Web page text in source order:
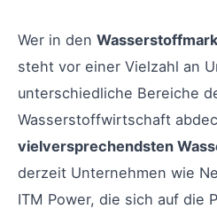
Wer in den
steht vor einer Vielzahl an
unterschiedliche Bereiche
Wasserstoffwirtschaft
vielversprechendsten
derzeit Unternehmen wie
ITM Power, die sich auf die